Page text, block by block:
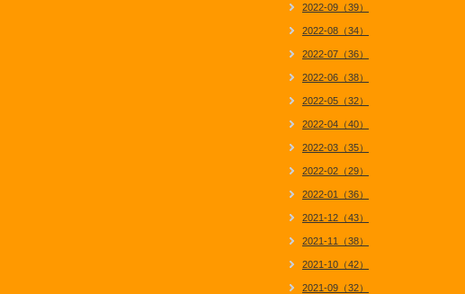
2022-09（39）
2022-08（34）
2022-07（36）
2022-06（38）
2022-05（32）
2022-04（40）
2022-03（35）
2022-02（29）
2022-01（36）
2021-12（43）
2021-11（38）
2021-10（42）
2021-09（32）